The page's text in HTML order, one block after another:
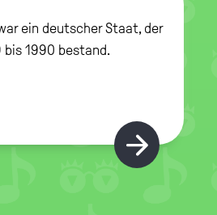
ein deutscher Staat, der
bis 1990 bestand.
Hier